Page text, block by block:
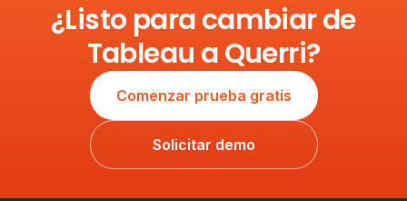
¿Listo para cambiar de
Tableau a Querri?
Comenzar prueba gratis
Solicitar demo